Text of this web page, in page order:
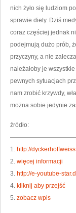
nich żyło się ludziom
sprawie diety. Dziś
coraz częściej jednak
podejmują dużo prób,
przyczyny, a nie
należałoby je
pewnych sytuacjach
nam zrobić krzywdy,
można sobie jedynie
źródło:
1. http://
2. więcej informacji
3. http://e-youtube-
4. kliknij aby przejść
5. zobacz wpis